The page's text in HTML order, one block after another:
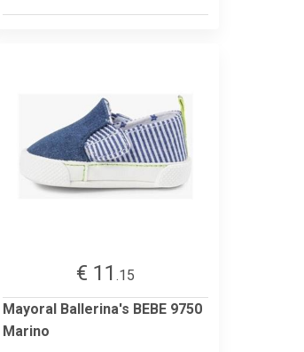
€ 11 .15
Mayoral Ballerina's BEBE 9750
Marino